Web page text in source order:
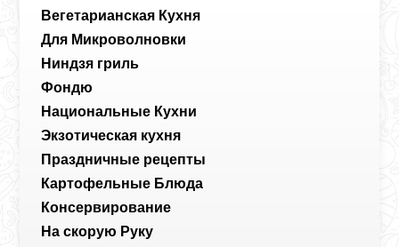
Вегетарианская Кухня
Для Микроволновки
Ниндзя гриль
Фондю
Национальные Кухни
Экзотическая кухня
Праздничные рецепты
Картофельные Блюда
Консервирование
На скорую Руку